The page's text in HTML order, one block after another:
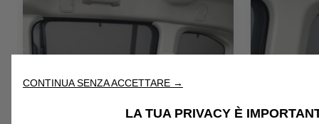
t
CONTINUA SENZA ACCETTARE →
LA TUA PRIVACY È